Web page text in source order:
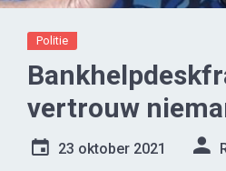
Politie
vertrouw
23 oktober 2021